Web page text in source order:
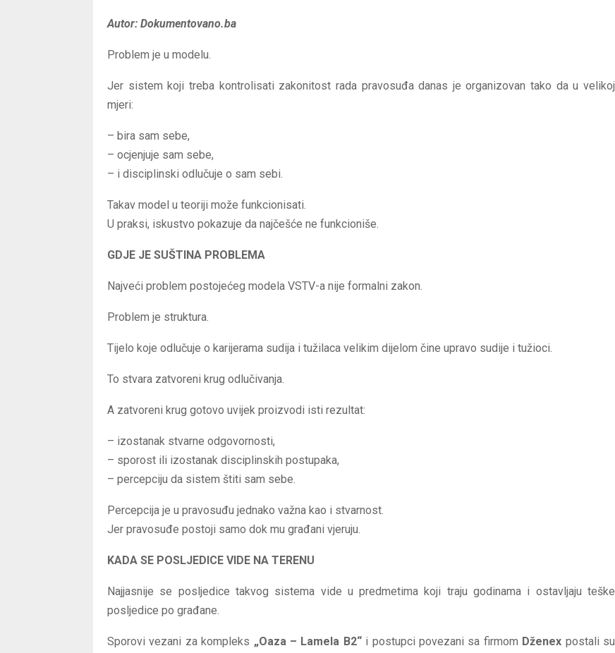
Autor: Dokumentovano.ba
Problem je u modelu.
Jer sistem koji treba kontrolisati zakonitost rada pravosuđa danas je organizovan tako da u velikoj
mjeri:
– bira sam sebe,
– ocjenjuje sam sebe,
– i disciplinski odlučuje o sam sebi.
Takav model u teoriji može funkcionisati.
U praksi, iskustvo pokazuje da najčešće ne funkcioniše.
GDJE JE SUŠTINA PROBLEMA
Najveći problem postojećeg modela VSTV-a nije formalni zakon.
Problem je struktura.
Tijelo koje odlučuje o karijerama sudija i tužilaca velikim dijelom čine upravo sudije i tužioci.
To stvara zatvoreni krug odlučivanja.
A zatvoreni krug gotovo uvijek proizvodi isti rezultat:
– izostanak stvarne odgovornosti,
– sporost ili izostanak disciplinskih postupaka,
– percepciju da sistem štiti sam sebe.
Percepcija je u pravosuđu jednako važna kao i stvarnost.
Jer pravosuđe postoji samo dok mu građani vjeruju.
KADA SE POSLJEDICE VIDE NA TERENU
Najjasnije se posljedice takvog sistema vide u predmetima koji traju godinama i ostavljaju teške
posljedice po građane.
Sporovi vezani za kompleks „Oaza – Lamela B2“i postupci povezani sa firmom Dženex postali su